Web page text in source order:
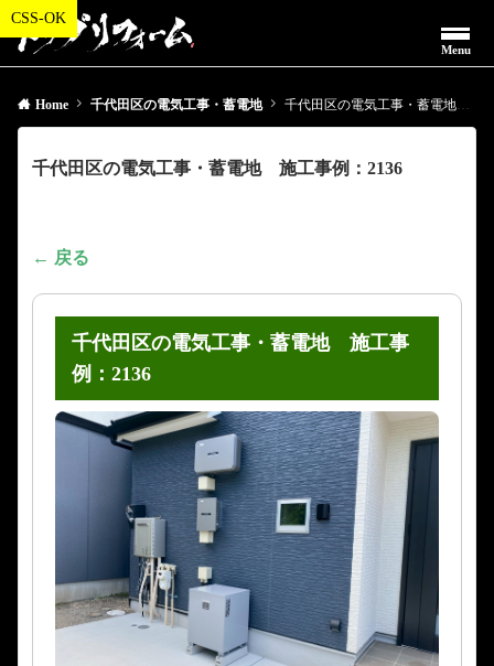
Menu
Home 千代田区の電気工事・蓄電地 千代田区の電気工事・蓄電地 施工事例：2136
千代田区の電気工事・蓄電地 施工事例：2136
← 戻る
千代田区の電気工事・蓄電地 施工事
例：2136